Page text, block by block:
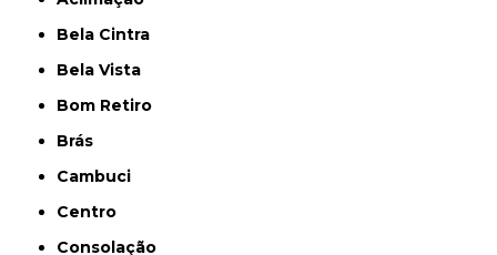
Bela Cintra
Bela Vista
Bom Retiro
Brás
Cambuci
Centro
Consolação